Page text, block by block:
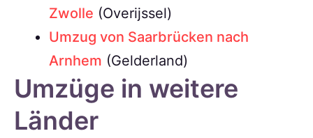
Zwolle (Overijssel)
Umzug von Saarbrücken nach
Arnhem (Gelderland)
Umzüge in weitere
Länder